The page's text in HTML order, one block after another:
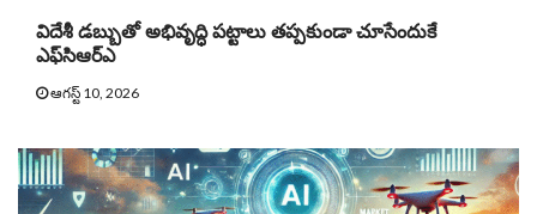
విదేశీ డబ్బుతో అభివృద్ధి పట్టాలు తప్పకుండా చూసేందుకే
ఎఫ్‌సిఆర్‌ఎ
ఆగస్ట్ 10, 2026